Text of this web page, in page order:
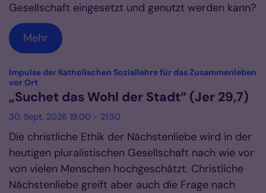
Gesellschaft eingesetzt und genutzt werden kann?
Mehr
Impulse der Katholischen Soziallehre für das Zusammenleben
vor Ort:
„Suchet das Wohl der Stadt“ (Jer 29,7)
30. Sept. 2026 19:00 - 21:30
Die christliche Ethik der Nächstenliebe wird in der
heutigen pluralistischen Gesellschaft nach wie vor
von vielen Menschen hochgeschätzt. Christliche
Nächstenliebe greift aber auch die Frage nach